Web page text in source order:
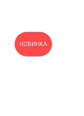
НОВИНКА